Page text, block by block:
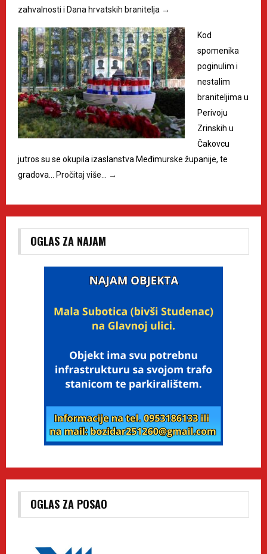
zahvalnosti i Dana hrvatskih branitelja →
Kod
spomenika
poginulim i
nestalim
braniteljima u
Perivoju
Zrinskih u
Čakovcu
jutros su se okupila izaslanstva Međimurske županije, te
gradova… Pročitaj više… →
OGLAS ZA NAJAM
OGLAS ZA POSAO